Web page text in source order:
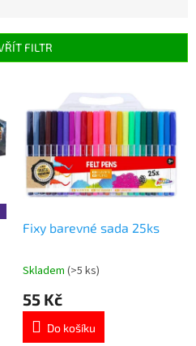
FILTR
Fixy barevné sada 25ks
Průměrné
produktu
5,0
Skladem (>5 ks)
55 Kč
Do košíku